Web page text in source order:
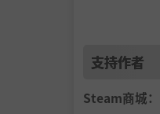
支持作者
Steam商城：